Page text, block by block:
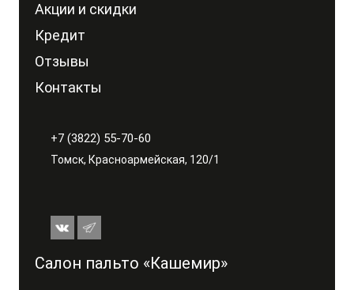
Акции и скидки
Кредит
Отзывы
Контакты
+7 (3822) 55-70-60
Томск, Красноармейская, 120/1
Салон пальто «Кашемир»